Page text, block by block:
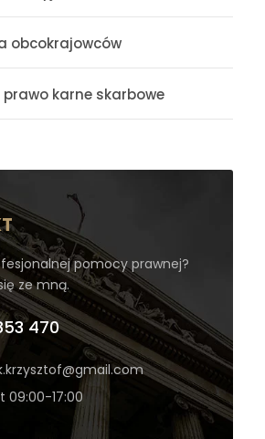
obcokrajowców
prawo karne skarbowe
pomocy prawnej?
ze mną.
470
09:00-17:00